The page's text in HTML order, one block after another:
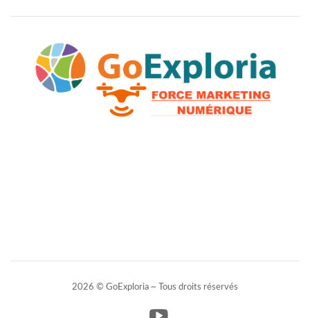
2026 © GoExploria ~ Tous droits réservés